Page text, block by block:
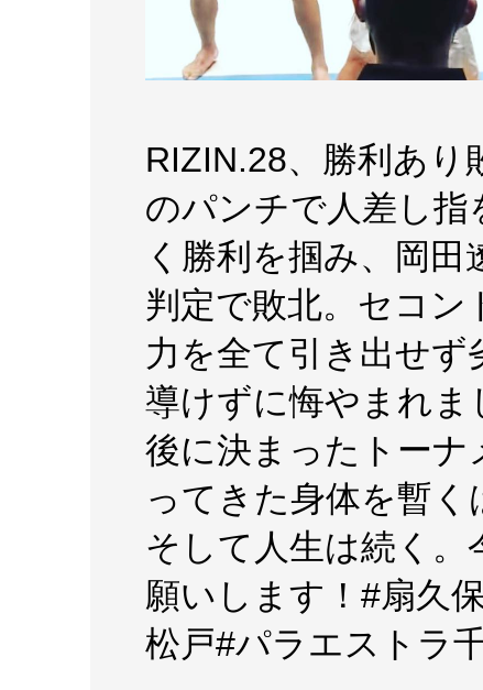
RIZIN.28、勝利あり
のパンチで人差し指
く勝利を掴み、岡
判定で敗北。セコ
力を全て引き出せず
導けずに悔やまれま
後に決まったトーナ
ってきた身体を暫く
そして人生は続く。
願いします！#扇久
松戸#パラエストラ